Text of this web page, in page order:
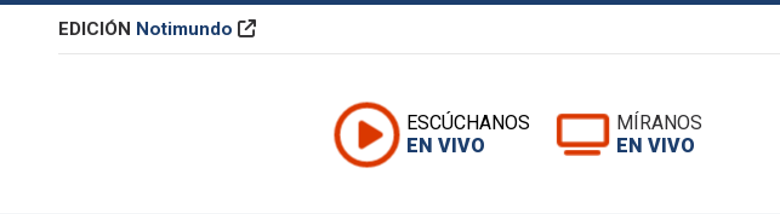
EDICIÓN Notimundo
ESCÚCHANOS
EN VIVO
MÍRANOS
EN VIVO